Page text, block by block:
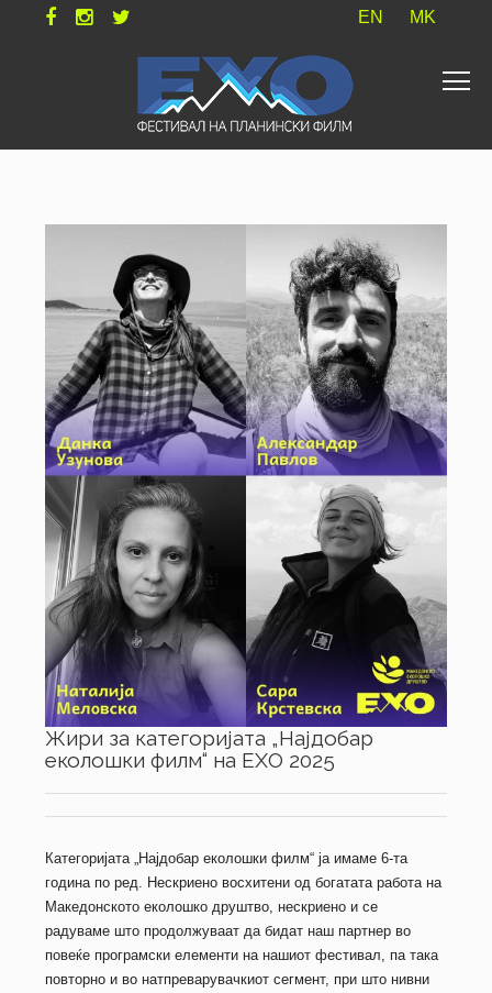
EN MK
Жири за категоријата „Најдобар
еколошки филм“ на ЕХО 2025
Категоријата „Најдобар еколошки филм“ ја имаме 6-та
година по ред. Нескриено восхитени од богатата работа на
Македонското еколошко друштво, нескриено и се
радуваме што продолжуваат да бидат наш партнер во
повеќе програмски елементи на нашиот фестивал, па така
повторно и во натпреварувачкиот сегмент, при што нивни